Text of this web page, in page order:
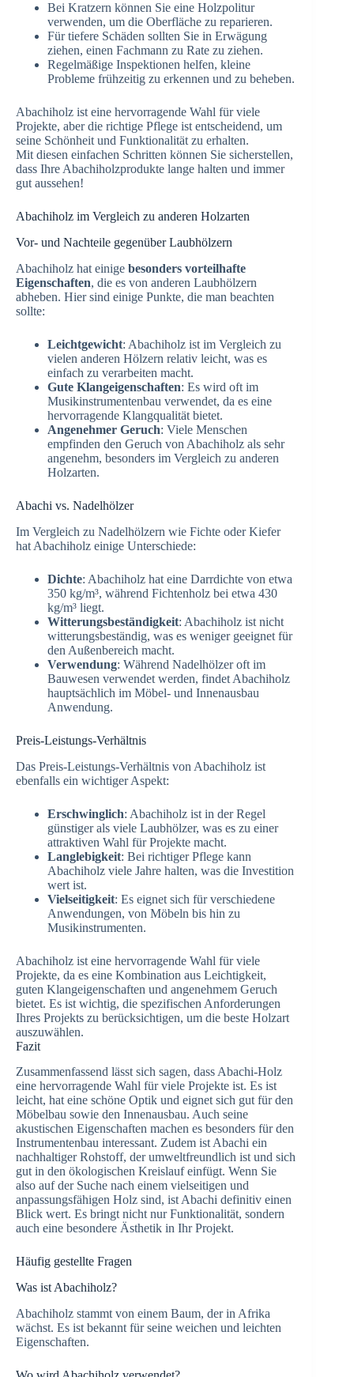
Bei Kratzern können Sie eine Holzpolitur
verwenden, um die Oberfläche zu reparieren.
Für tiefere Schäden sollten Sie in Erwägung
ziehen, einen Fachmann zu Rate zu ziehen.
Regelmäßige Inspektionen helfen, kleine
Probleme frühzeitig zu erkennen und zu beheben.
Abachiholz ist eine hervorragende Wahl für viele
Projekte, aber die richtige Pflege ist entscheidend, um
seine Schönheit und Funktionalität zu erhalten.
Mit diesen einfachen Schritten können Sie sicherstellen,
dass Ihre Abachiholzprodukte lange halten und immer
gut aussehen!
Abachiholz im Vergleich zu anderen Holzarten
Vor- und Nachteile gegenüber Laubhölzern
Abachiholz hat einige besonders vorteilhafte
Eigenschaften, die es von anderen Laubhölzern
abheben. Hier sind einige Punkte, die man beachten
sollte:
Leichtgewicht: Abachiholz ist im Vergleich zu
vielen anderen Hölzern relativ leicht, was es
einfach zu verarbeiten macht.
Gute Klangeigenschaften: Es wird oft im
Musikinstrumentenbau verwendet, da es eine
hervorragende Klangqualität bietet.
Angenehmer Geruch: Viele Menschen
empfinden den Geruch von Abachiholz als sehr
angenehm, besonders im Vergleich zu anderen
Holzarten.
Abachi vs. Nadelhölzer
Im Vergleich zu Nadelhölzern wie Fichte oder Kiefer
hat Abachiholz einige Unterschiede:
Dichte: Abachiholz hat eine Darrdichte von etwa
350 kg/m³, während Fichtenholz bei etwa 430
kg/m³ liegt.
Witterungsbeständigkeit: Abachiholz ist nicht
witterungsbeständig, was es weniger geeignet für
den Außenbereich macht.
Verwendung: Während Nadelhölzer oft im
Bauwesen verwendet werden, findet Abachiholz
hauptsächlich im Möbel- und Innenausbau
Anwendung.
Preis-Leistungs-Verhältnis
Das Preis-Leistungs-Verhältnis von Abachiholz ist
ebenfalls ein wichtiger Aspekt:
Erschwinglich: Abachiholz ist in der Regel
günstiger als viele Laubhölzer, was es zu einer
attraktiven Wahl für Projekte macht.
Langlebigkeit: Bei richtiger Pflege kann
Abachiholz viele Jahre halten, was die Investition
wert ist.
Vielseitigkeit: Es eignet sich für verschiedene
Anwendungen, von Möbeln bis hin zu
Musikinstrumenten.
Abachiholz ist eine hervorragende Wahl für viele
Projekte, da es eine Kombination aus Leichtigkeit,
guten Klangeigenschaften und angenehmem Geruch
bietet. Es ist wichtig, die spezifischen Anforderungen
Ihres Projekts zu berücksichtigen, um die beste Holzart
auszuwählen.
Fazit
Zusammenfassend lässt sich sagen, dass Abachi-Holz
eine hervorragende Wahl für viele Projekte ist. Es ist
leicht, hat eine schöne Optik und eignet sich gut für den
Möbelbau sowie den Innenausbau. Auch seine
akustischen Eigenschaften machen es besonders für den
Instrumentenbau interessant. Zudem ist Abachi ein
nachhaltiger Rohstoff, der umweltfreundlich ist und sich
gut in den ökologischen Kreislauf einfügt. Wenn Sie
also auf der Suche nach einem vielseitigen und
anpassungsfähigen Holz sind, ist Abachi definitiv einen
Blick wert. Es bringt nicht nur Funktionalität, sondern
auch eine besondere Ästhetik in Ihr Projekt.
Häufig gestellte Fragen
Was ist Abachiholz?
Abachiholz stammt von einem Baum, der in Afrika
wächst. Es ist bekannt für seine weichen und leichten
Eigenschaften.